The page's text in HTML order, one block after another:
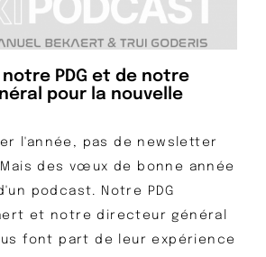
PDG et de notre
pour la nouvelle
l'année, pas de newsletter
des vœux de bonne année
podcast. Notre PDG
et notre directeur général
font part de leur expérience